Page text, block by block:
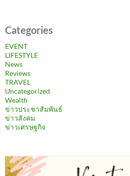
Categories
EVENT
LIFESTYLE
News
Reviews
TRAVEL
Uncategorized
Wealth
ข่าวประชาสัมพันธ์
ข่าวสังคม
ข่าวเศรษฐกิจ